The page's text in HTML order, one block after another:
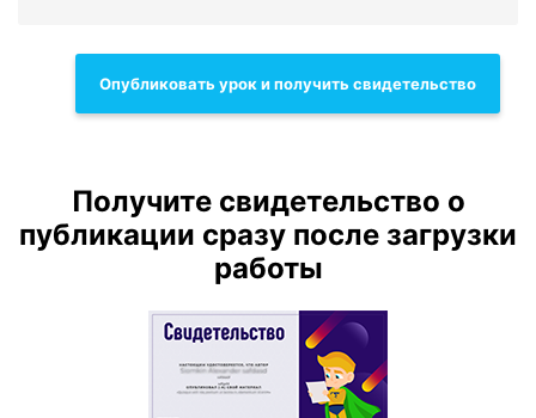
Опубликовать урок и получить свидетельство
Получите свидетельство о
публикации сразу после загрузки
работы